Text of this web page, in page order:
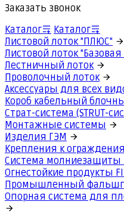
Заказать звонок
Каталог
Каталог
Листовой лоток "ПЛЮС"
Листовой лоток "Базовая
Лестничный лоток
Проволочный лоток
Аксессуары для всех
Короб кабельный
Страт-система (STRUT-
Монтажные системы
Изделия ГЭМ
Крепления к
Система молниезащиты
Огнестойкие продукты
Промышленный фальшпол
Опорная система для